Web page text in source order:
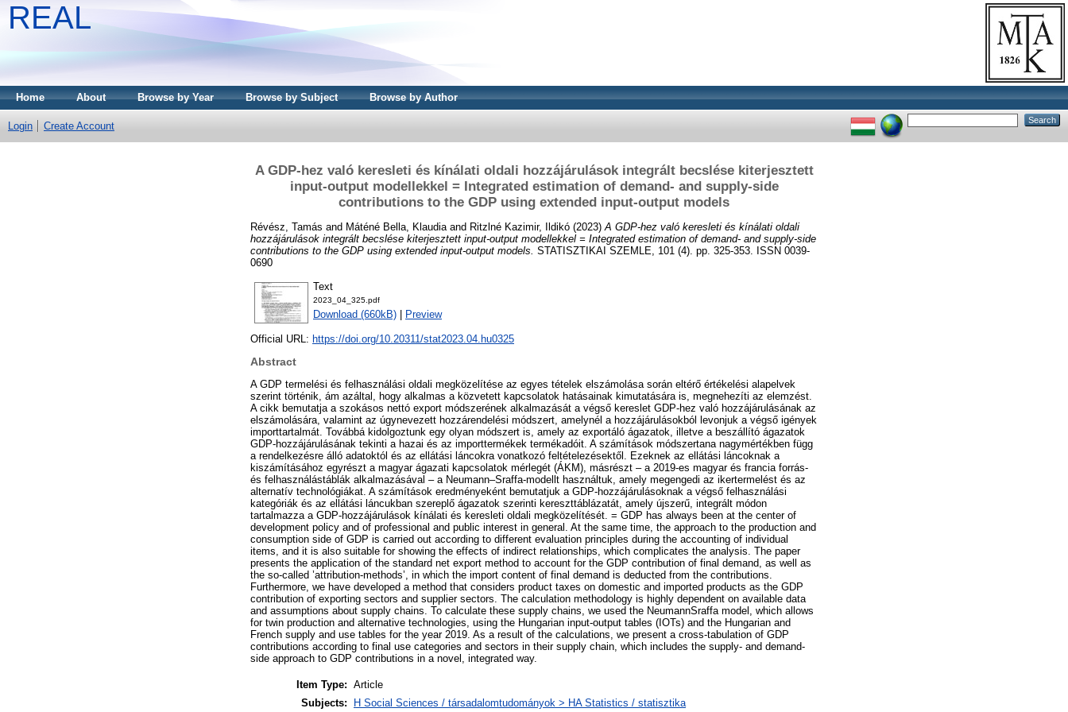
REAL
Home About Browse by Year Browse by Subject Browse by Author
Login Create Account
A GDP-hez való keresleti és kínálati oldali hozzájárulások integrált becslése kiterjesztett
input-output modellekkel = Integrated estimation of demand- and supply-side
contributions to the GDP using extended input-output models
Révész, Tamás and Máténé Bella, Klaudia and Ritzlné Kazimir, Ildikó (2023) A GDP-hez való keresleti és kínálati oldali
hozzájárulások integrált becslése kiterjesztett input-output modellekkel = Integrated estimation of demand- and supply-side
contributions to the GDP using extended input-output models. STATISZTIKAI SZEMLE, 101 (4). pp. 325-353. ISSN 0039-
0690
Text
2023_04_325.pdf
Download (660kB) Preview
Official URL: https://doi.org/10.20311/stat2023.04.hu0325
Abstract
A GDP termelési és felhasználási oldali megközelítése az egyes tételek elszámolása során eltérő értékelési alapelvek
szerint történik, ám azáltal, hogy alkalmas a közvetett kapcsolatok hatásainak kimutatására is, megnehezíti az elemzést.
A cikk bemutatja a szokásos nettó export módszerének alkalmazását a végső kereslet GDP-hez való hozzájárulásának az
elszámolására, valamint az úgynevezett hozzárendelési módszert, amelynél a hozzájárulásokból levonjuk a végső igények
importtartalmát. Továbbá kidolgoztunk egy olyan módszert is, amely az exportáló ágazatok, illetve a beszállító ágazatok
GDP-hozzájárulásának tekinti a hazai és az importtermékek termékadóit. A számítások módszertana nagymértékben függ
a rendelkezésre álló adatoktól és az ellátási láncokra vonatkozó feltételezésektől. Ezeknek az ellátási láncoknak a
kiszámításához egyrészt a magyar ágazati kapcsolatok mérlegét (ÁKM), másrészt – a 2019-es magyar és francia forrás-
és felhasználástáblák alkalmazásával – a Neumann–Sraffa-modellt használtuk, amely megengedi az ikertermelést és az
alternatív technológiákat. A számítások eredményeként bemutatjuk a GDP-hozzájárulásoknak a végső felhasználási
kategóriák és az ellátási láncukban szereplő ágazatok szerinti kereszttáblázatát, amely újszerű, integrált módon
tartalmazza a GDP-hozzájárulások kínálati és keresleti oldali megközelítését. = GDP has always been at the center of
development policy and of professional and public interest in general. At the same time, the approach to the production and
consumption side of GDP is carried out according to different evaluation principles during the accounting of individual
items, and it is also suitable for showing the effects of indirect relationships, which complicates the analysis. The paper
presents the application of the standard net export method to account for the GDP contribution of final demand, as well as
the so-called ’attribution-methods’, in which the import content of final demand is deducted from the contributions.
Furthermore, we have developed a method that considers product taxes on domestic and imported products as the GDP
contribution of exporting sectors and supplier sectors. The calculation methodology is highly dependent on available data
and assumptions about supply chains. To calculate these supply chains, we used the NeumannSraffa model, which allows
for twin production and alternative technologies, using the Hungarian input-output tables (IOTs) and the Hungarian and
French supply and use tables for the year 2019. As a result of the calculations, we present a cross-tabulation of GDP
contributions according to final use categories and sectors in their supply chain, which includes the supply- and demand-
side approach to GDP contributions in a novel, integrated way.
Item Type: Article
Subjects:
H Social Sciences / társadalomtudományok > HA Statistics / statisztika